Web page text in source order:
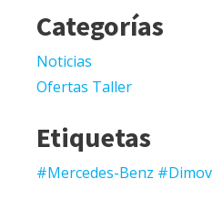
Categorías
Noticias
Ofertas Taller
Etiquetas
#Mercedes-Benz